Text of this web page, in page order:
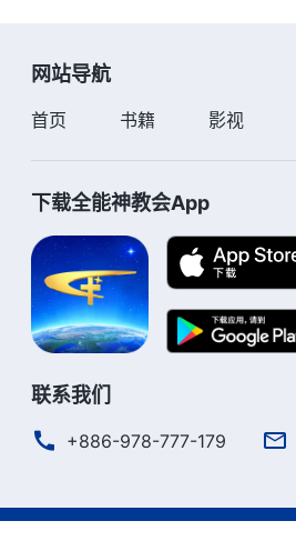
网站导航
首页 书籍 影视
下载全能神教会App
联系我们
+886-978-777-179